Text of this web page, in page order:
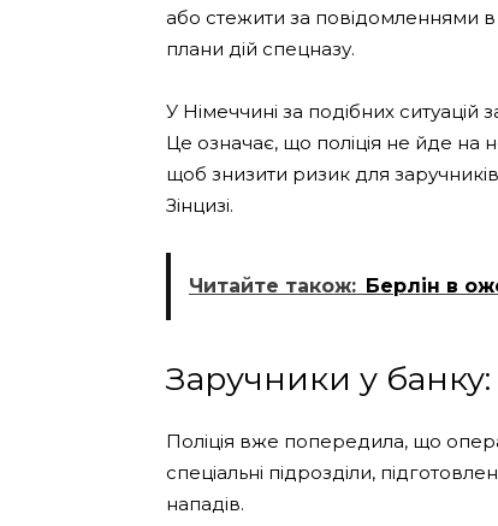
або стежити за повідомленнями в
плани дій спецназу.
У Німеччині за подібних ситуацій
Це означає, що поліція не йде на
щоб знизити ризик для
Зінцизі.
Читайте також: Берлін в
Заручники у
Поліція вже попередила, що
спеціальні підрозділи,
нападів.